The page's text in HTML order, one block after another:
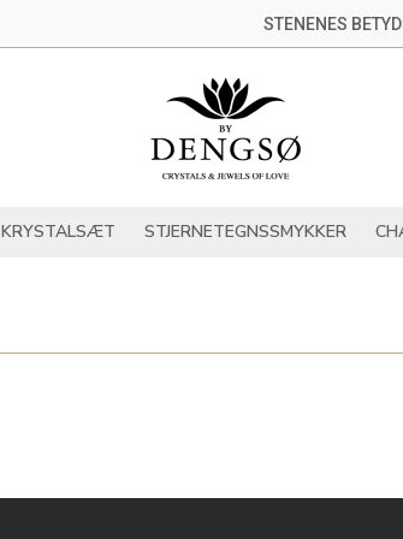
STENENES
KRYSTALSÆT STJERNETEGNSSMYKKER